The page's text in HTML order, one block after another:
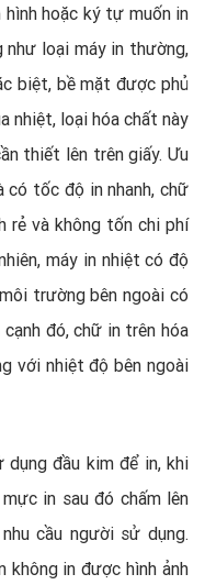
hoặc ký tự muốn in
như loại máy in thường,
biệt, bề mặt được phủ
nhiệt, loại hóa chất này
thiết lên trên giấy. Ưu
có tốc độ in nhanh, chữ
rẻ và không tốn chi phí
máy in nhiệt có độ
trường bên ngoài có
đó, chữ in trên hóa
với nhiệt độ bên ngoài
dụng đầu kim để in, khi
in sau đó chấm lên
cầu người sử dụng.
không in được hình ảnh